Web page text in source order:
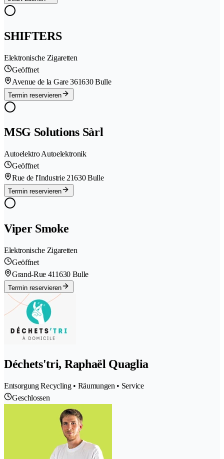
SHIFTERS
Elektronische Zigaretten
Geöffnet
Avenue de la Gare 361630 Bulle
Termin reservieren
MSG Solutions Sàrl
Autoelektro Autoelektronik
Geöffnet
Rue de l'Industrie 21630 Bulle
Termin reservieren
Viper Smoke
Elektronische Zigaretten
Geöffnet
Grand-Rue 411630 Bulle
Termin reservieren
Déchets'tri, Raphaël Quaglia
Entsorgung Recycling • Räumungen • Service
Geschlossen